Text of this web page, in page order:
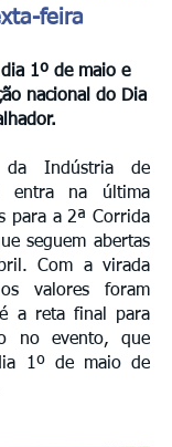
feira
1º de maio e
nacional do Dia
da Indústria de
entra na última
para a 2ª Corrida
seguem abertas
Com a virada
valores foram
a reta final para
no evento, que
1º de maio de